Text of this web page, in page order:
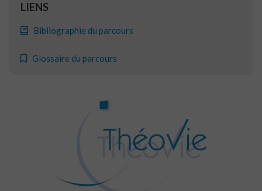
LIENS
Bibliographie du parcours
Glossaire du parcours